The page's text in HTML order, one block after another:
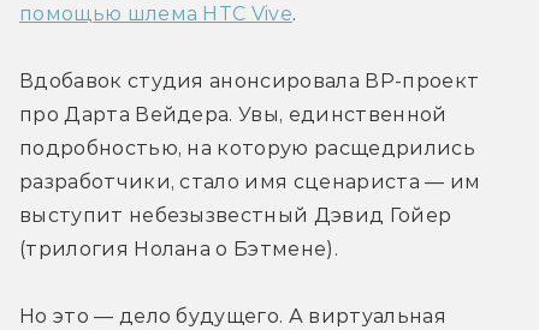
помощью шлема HTC Vive.
Вдобавок студия анонсировала ВР-проект
про Дарта Вейдера. Увы, единственной
подробностью, на которую расщедрились
разработчики, стало имя сценариста — им
выступит небезызвестный Дэвид Гойер
(трилогия Нолана о Бэтмене).
Но это — дело будущего. А виртуальная